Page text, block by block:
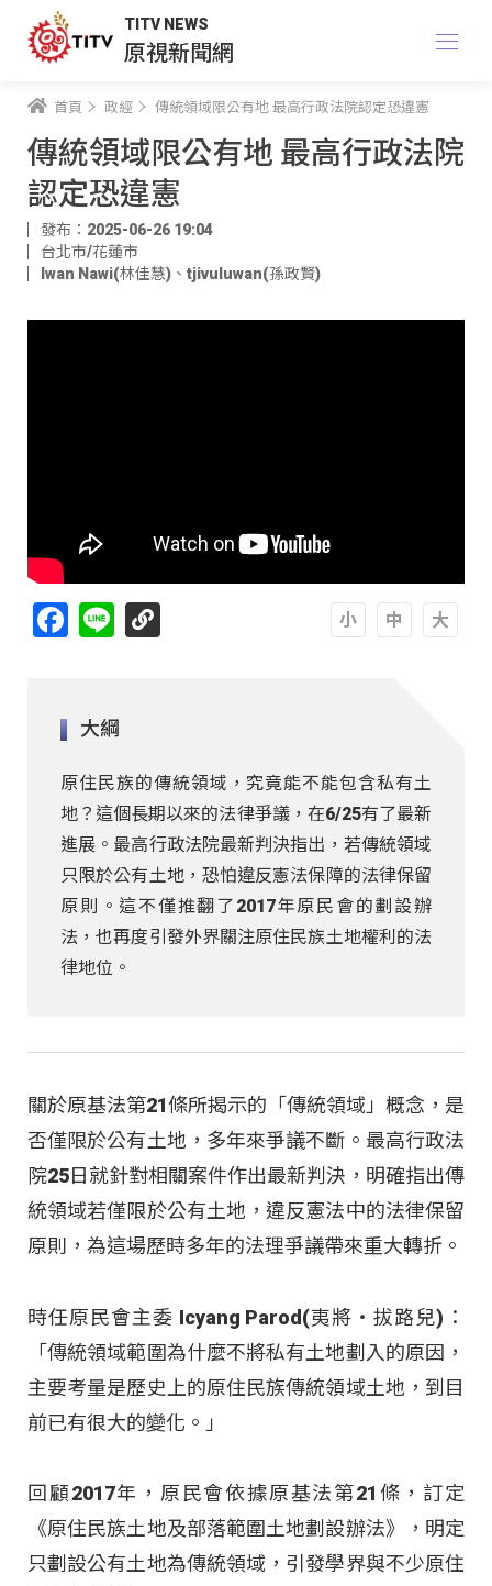
TITV NEWS
原視新聞網
首頁 政經 傳統領域限公有地 最高行政法院認定恐違憲
傳統領域限公有地 最高行政法院
認定恐違憲
發布：2025-06-26 19:04
台北市/花蓮市
Iwan Nawi(林佳慧) 、 tjivuluwan(孫政賢)
Facebook
Line
大綱
原住民族的傳統領域，究竟能不能包含私有土
地？這個長期以來的法律爭議，在6/25有了最新
進展。最高行政法院最新判決指出，若傳統領域
只限於公有土地，恐怕違反憲法保障的法律保留
原則。這不僅推翻了2017年原民會的劃設辦
法，也再度引發外界關注原住民族土地權利的法
律地位。
關於原基法第21條所揭示的「傳統領域」概念，是
否僅限於公有土地，多年來爭議不斷。最高行政法
院25日就針對相關案件作出最新判決，明確指出傳
統領域若僅限於公有土地，違反憲法中的法律保留
原則，為這場歷時多年的法理爭議帶來重大轉折。
時任原民會主委 Icyang Parod(夷將‧拔路兒)：
「傳統領域範圍為什麼不將私有土地劃入的原因，
主要考量是歷史上的原住民族傳統領域土地，到目
前已有很大的變化。」
回顧2017年，原民會依據原基法第21條，訂定
《原住民族土地及部落範圍土地劃設辦法》，明定
只劃設公有土地為傳統領域，引發學界與不少原住